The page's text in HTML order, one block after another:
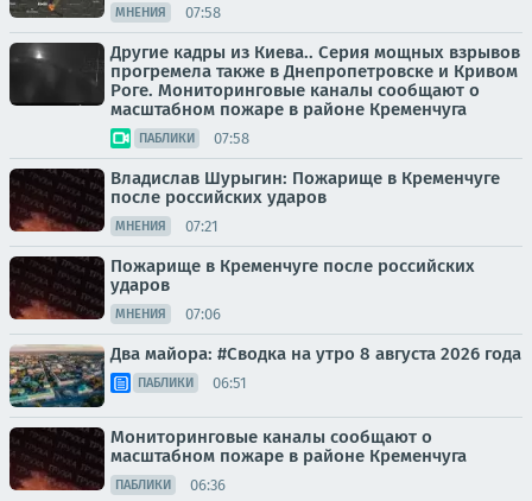
МНЕНИЯ 07:58
Другие кадры из Киева.. Серия мощных взрывов
прогремела также в Днепропетровске и Кривом
Роге. Мониторинговые каналы сообщают о
масштабном пожаре в районе Кременчуга
ПАБЛИКИ 07:58
Владислав Шурыгин: Пожарище в Кременчуге
после российских ударов
МНЕНИЯ 07:21
Пожарище в Кременчуге после российских
ударов
МНЕНИЯ 07:06
Два майора: #Сводка на утро 8 августа 2026 года
ПАБЛИКИ 06:51
Мониторинговые каналы сообщают о
масштабном пожаре в районе Кременчуга
ПАБЛИКИ 06:36